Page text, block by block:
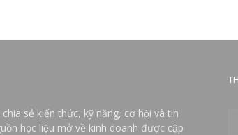
sẻ kiến thức, kỹ năng, cơ hội và tin
học liệu mở về kinh doanh được cập